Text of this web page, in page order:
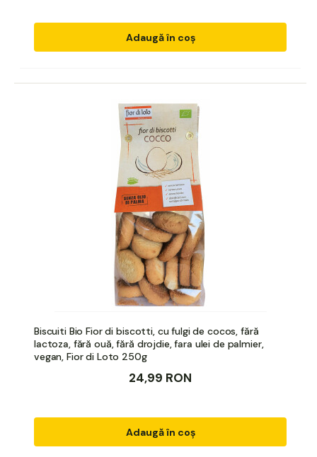
Adaugă în coș
Biscuiti Bio Fior di biscotti, cu fulgi de cocos, fără
lactoza, fără ouă, fără drojdie, fara ulei de palmier,
vegan, Fior di Loto 250g
24,99 RON
Adaugă în coș